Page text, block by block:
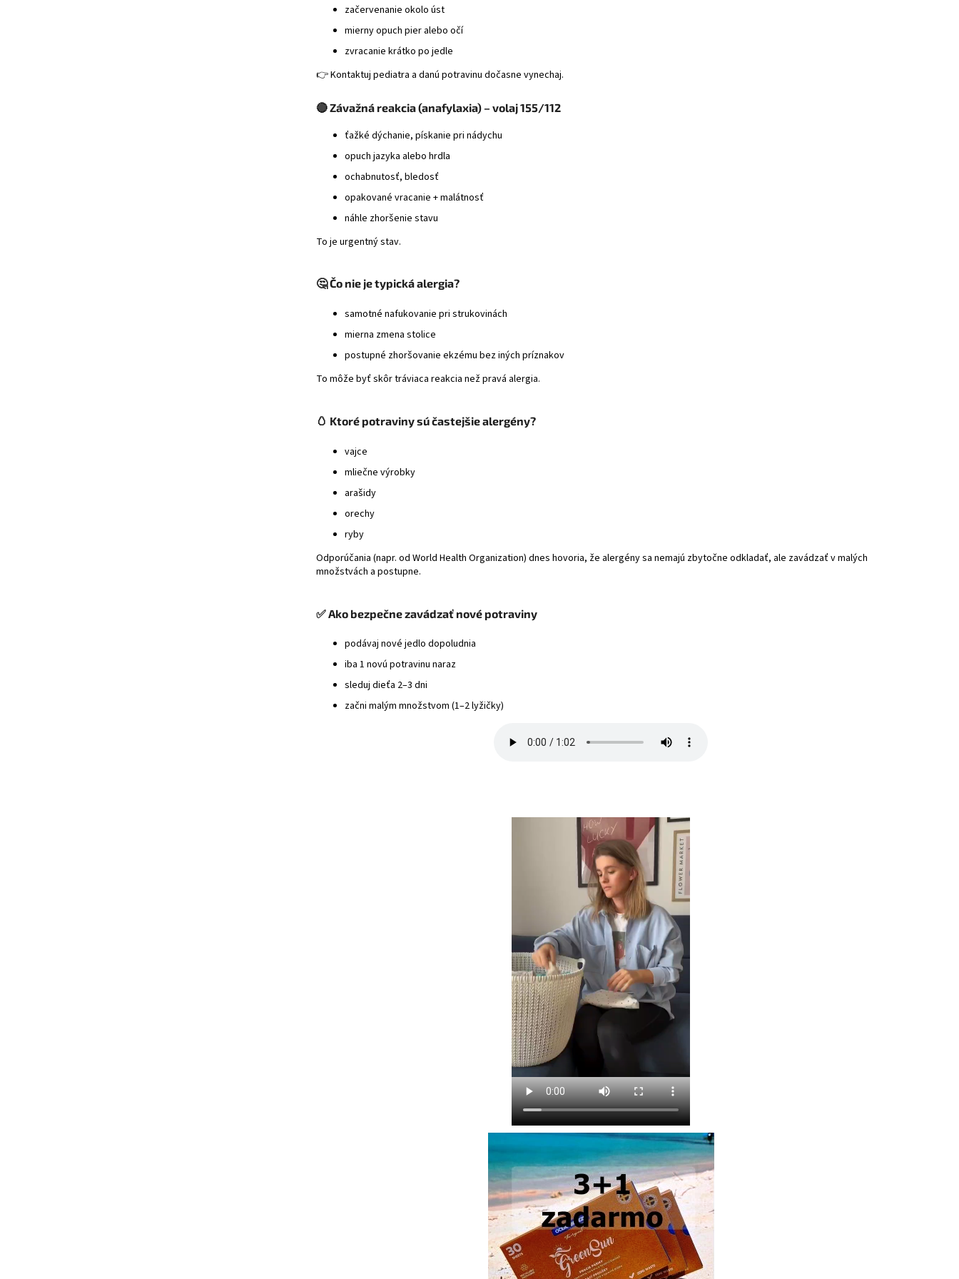
začervenanie okolo úst
mierny opuch pier alebo očí
zvracanie krátko po jedle
👉 Kontaktuj pediatra a danú potravinu dočasne vynechaj.
🔴 Závažná reakcia (anafylaxia) – volaj 155/112
ťažké dýchanie, pískanie pri nádychu
opuch jazyka alebo hrdla
ochabnutosť, bledosť
opakované vracanie + malátnosť
náhle zhoršenie stavu
To je urgentný stav.
🤔 Čo nie je typická alergia?
samotné nafukovanie pri strukovinách
mierna zmena stolice
postupné zhoršovanie ekzému bez iných príznakov
To môže byť skôr tráviaca reakcia než pravá alergia.
🥚 Ktoré potraviny sú častejšie alergény?
vajce
mliečne výrobky
arašidy
orechy
ryby
Odporúčania (napr. od World Health Organization) dnes hovoria, že alergény sa nemajú zbytočne odkladať, ale zavádzať v malých
množstvách a postupne.
✅ Ako bezpečne zavádzať nové potraviny
podávaj nové jedlo dopoludnia
iba 1 novú potravinu naraz
sleduj dieťa 2–3 dni
začni malým množstvom (1–2 lyžičky)